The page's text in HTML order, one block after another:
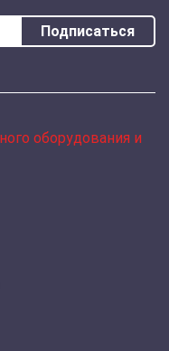
Подписаться